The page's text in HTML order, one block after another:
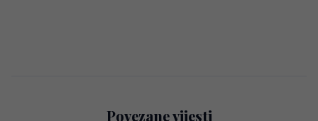
Povezane vijesti